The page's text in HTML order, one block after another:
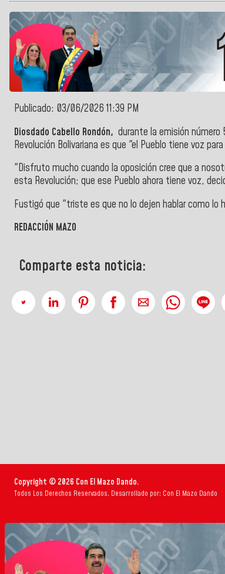
Publicado: 03/06/2026 11:39 PM
Diosdado Cabello Rondón, durante la emisión número
Revolución Bolivariana es que "el Pueblo tiene voz
"Disfruto mucho cuando la oposición cree que a
esta Revolución; que ese Pueblo ahora tiene voz,
Fustigó que "triste es que no lo dejen hablar como lo
REDACCIÓN MAZO
Comparte esta noticia:
Copyright © 2026 Con El Mazo Dando.
Todos Los Derechos Reservados. Desarrollado por: Con El Mazo Dando